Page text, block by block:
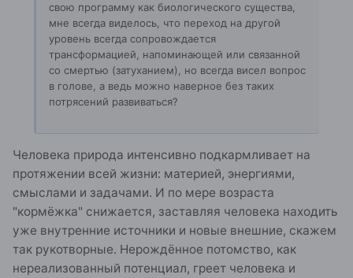
свою программу как биологического существа,
мне всегда виделось, что переход на другой
уровень всегда сопровождается
трансформацией, напоминающей или связанной
со смертью (затуханием), но всегда висел вопрос
в голове, а ведь можно наверное без таких
потрясений развиваться?
Человека природа интенсивно подкармливает на
протяжении всей жизни: материей, энергиями,
смыслами и задачами. И по мере возраста
"кормёжка" снижается, заставляя человека находить
уже внутренние источники и новые внешние, скажем
так рукотворные. Нерождённое потомство, как
нереализованный потенциал, греет человека и